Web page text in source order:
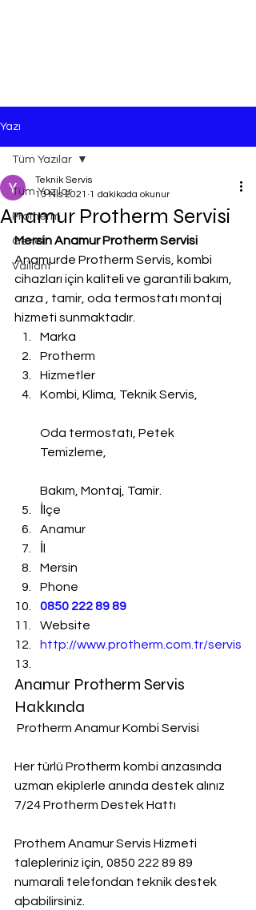
Yazı
Tüm Yazılar
Protherm
Genel
Vaillant
Tüm Yazılar
Anamur Protherm Servisi
Teknik Servis
13 Nis 2021 1 dakikada okunur
Mersin Anamur Protherm Servisi
Anamurde Protherm Servis, kombi
cihazları için kaliteli ve garantili bakım,
arıza , tamir, oda termostatı montaj
hizmeti sunmaktadır.
Marka
Protherm
Hizmetler
Kombi, Klima, Teknik Servis,
Oda termostatı, Petek
Temizleme,
Bakım, Montaj, Tamir.
İlçe
Anamur
Mersin
Phone
0850 222 89 89
Website
http://www.protherm.com.tr/servis
Anamur Protherm Servis
Hakkında
Protherm Anamur Kombi Servisi
Her türlü Protherm kombi arızasında
uzman ekiplerle anında destek alınız
7/24 Protherm Destek Hattı
Prothem Anamur Servis Hizmeti
talepleriniz için, 0850 222 89 89
numarali telefondan teknik destek
aþabilirsiniz.